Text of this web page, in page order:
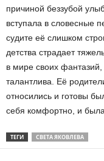
причиной беззубой
вступала в словесные
судите её слишком
детства страдает
в мире своих фантазий,
талантлива. Её
относились и готовы
себя комфортно, и
ТЕГИ СВЕТА ЯКОВЛЕВА